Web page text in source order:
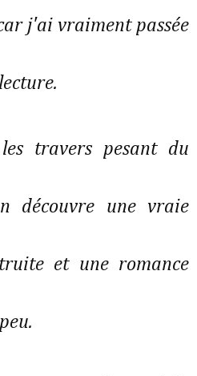
j'ai vraiment passée
travers pesant du
découvre une vraie
et une romance